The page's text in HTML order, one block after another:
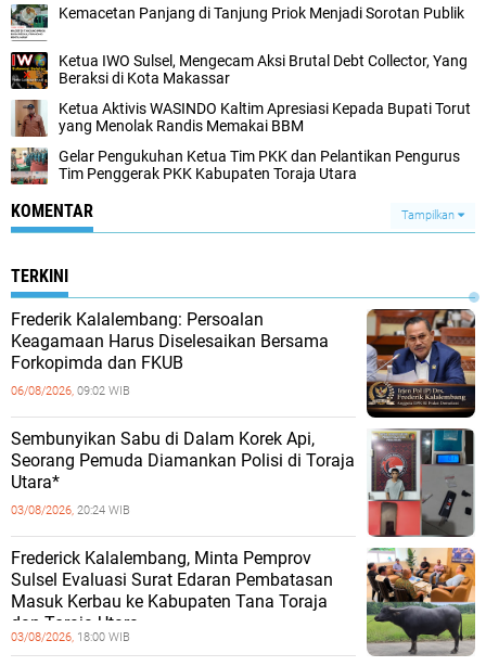
Kemacetan Panjang di Tanjung Priok Menjadi Sorotan Publik
Ketua IWO Sulsel, Mengecam Aksi Brutal Debt Collector, Yang
Beraksi di Kota Makassar
Ketua Aktivis WASINDO Kaltim Apresiasi Kepada Bupati Torut
yang Menolak Randis Memakai BBM
Gelar Pengukuhan Ketua Tim PKK dan Pelantikan Pengurus
Tim Penggerak PKK Kabupaten Toraja Utara
KOMENTAR Tampilkan
TERKINI
Frederik Kalalembang: Persoalan
Keagamaan Harus Diselesaikan Bersama
Forkopimda dan FKUB
06/08/2026, 09:02 WIB
Sembunyikan Sabu di Dalam Korek Api,
Seorang Pemuda Diamankan Polisi di Toraja
Utara*
03/08/2026, 20:24 WIB
Frederick Kalalembang, Minta Pemprov
Sulsel Evaluasi Surat Edaran Pembatasan
Masuk Kerbau ke Kabupaten Tana Toraja
dan Toraja Utara
03/08/2026, 18:00 WIB